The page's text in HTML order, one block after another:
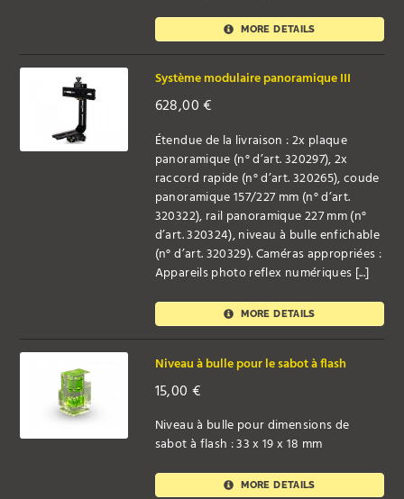
MORE DETAILS
Système modulaire panoramique III
628,00€
Étendue de la livraison : 2x plaque
panoramique (n° d’art. 320297), 2x
raccord rapide (n° d’art. 320265), coude
panoramique 157/227 mm (n° d’art.
320322), rail panoramique 227 mm (n°
d’art. 320324), niveau à bulle enfichable
(n° d’art. 320329). Caméras appropriées :
Appareils photo reflex numériques [...]
MORE DETAILS
Niveau à bulle pour le sabot à flash
15,00 €
Niveau à bulle pour dimensions de
sabot à flash : 33 x 19 x 18 mm
MORE DETAILS